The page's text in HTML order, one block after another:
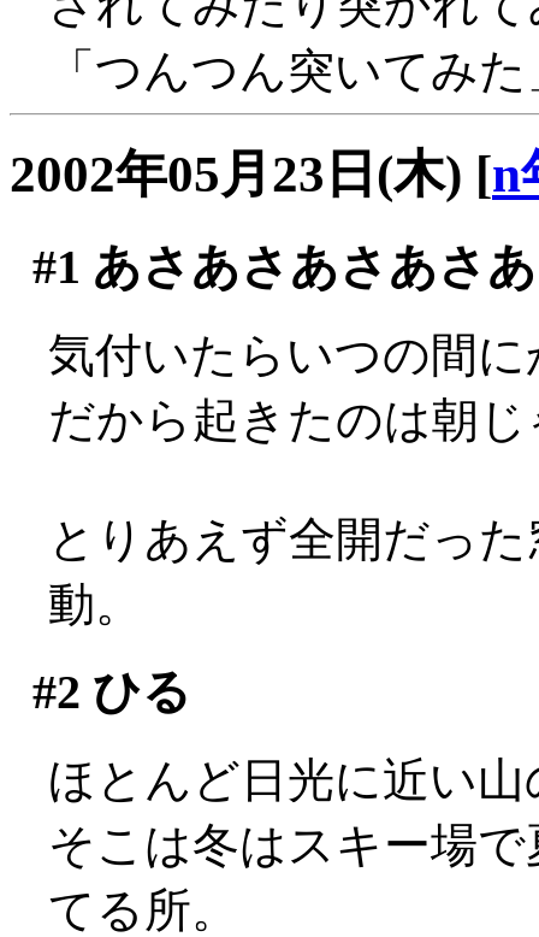
「つんつん突いてみ
2002年05月23日(木) [n
#1 あさあさあさあさ
気付いたらいつの間
だから起きたのは朝
とりあえず全開だっ
動。
#2 ひる
ほとんど日光に近い
そこは冬はスキー場
てる所。